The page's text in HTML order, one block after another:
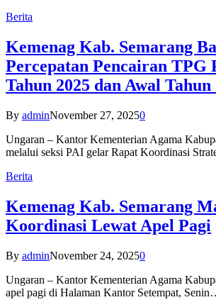
Berita
Kemenag Kab. Semarang
Percepatan Pencairan TPG
Tahun 2025 dan Awal Tahun
By adminNovember 27, 20250
Ungaran – Kantor Kementerian Agama
melalui seksi PAI gelar Rapat Koordinasi
Berita
Kemenag Kab. Semarang
Koordinasi Lewat Apel Pagi
By adminNovember 24, 20250
Ungaran – Kantor Kementerian Agama
apel pagi di Halaman Kantor Setempat,